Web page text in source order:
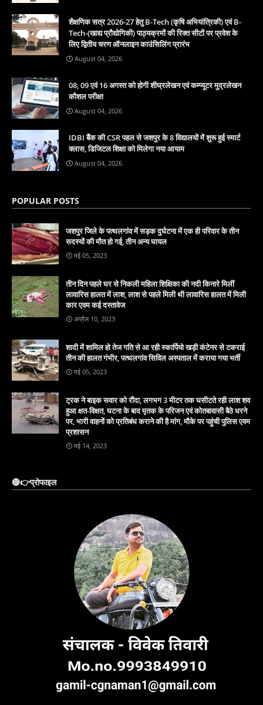
शैक्षणिक सत्र 2026-27 हेतु B-Tech (कृषि अभियांत्रिकी) एवं B-
Tech-(खाद्य प्रौद्योगिकी) पाठ्यक्रमों की रिक्त सीटों पर प्रवेश के
लिए द्वितीय चरण ऑनलाइन काउंसिलिंग प्रारंभ
August 04, 2026
08, 09 एवं 16 अगस्त को होगी शीघ्रलेखन एवं कम्प्यूटर मुद्रलेखन
कौशल परीक्षा
August 04, 2026
IDBI बैंक की CSR पहल से जशपुर के 8 विद्यालयों में शुरू हुई स्मार्ट
क्लास, डिजिटल शिक्षा को मिलेगा नया आयाम
August 04, 2026
POPULAR POSTS
जशपुर जिले के पत्थलगांव में सड़क दुर्घटना में एक ही परिवार के तीन
सदस्यों की मौत हो गई, तीन अन्य घायल
मई 05, 2023
तीन दिन पहले घर से निकली महिला शिक्षिका की नदी किनारे मिलीं
लावारिस हालत में लाश, लाश से पहले मिली थी लावारिस हालत में मिली
कार एवम कई दस्तावेज
अप्रैल 10, 2023
शादी में शामिल हो तेज गति से आ रही स्कार्पियो खड़ी कंटेनर से टकराई
तीन की हालत गंभीर, पत्थलगांव सिविल अस्पताल में कराया गया भर्ती
मई 05, 2023
ट्रक ने बाइक सवार को रौंदा, लगभग 3 मीटर तक घसीटते रही लाश शव
हुआ क्षत-विक्षत, घटना के बाद मृतक के परिजन एवं कोतबावासी बैठे धरने
पर, भारी वाहनों को प्रतिबंध कराने की है मांग, मौके पर पहुंची पुलिस एवम
प्रशासन
मई 14, 2023
🔴👉प्रोफाइल